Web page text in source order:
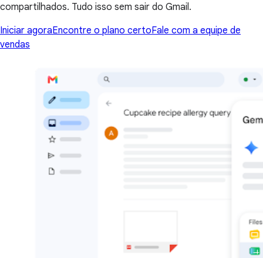
compartilhados. Tudo isso sem sair do Gmail.
Iniciar agoraEncontre o plano certoFale com a equipe de
vendas